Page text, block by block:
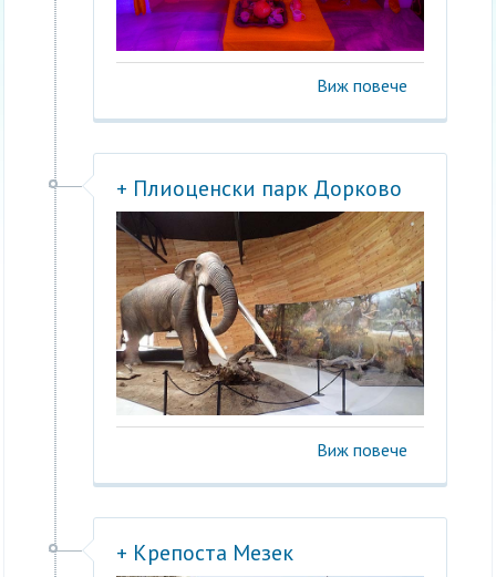
Виж повече
+ Плиоценски парк Дорково
Виж повече
+ Крепоста Мезек